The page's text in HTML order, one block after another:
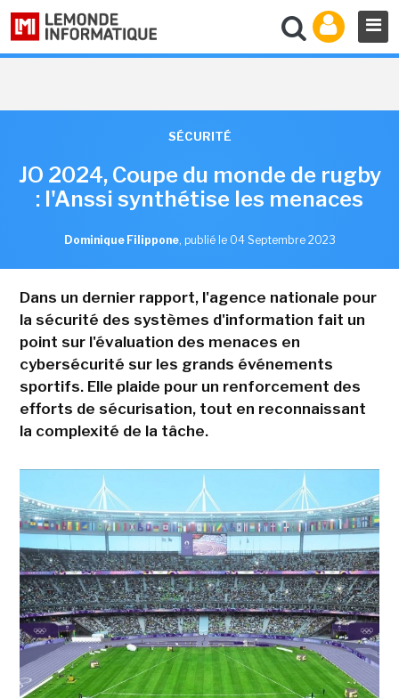
SÉCURITÉ
JO 2024, Coupe du monde de rugby
: l'Anssi synthétise les menaces
Dominique Filippone, publié le 04 Septembre 2023
Dans un dernier rapport, l'agence nationale pour
la sécurité des systèmes d'information fait un
point sur l'évaluation des menaces en
cybersécurité sur les grands événements
sportifs. Elle plaide pour un renforcement des
efforts de sécurisation, tout en reconnaissant
la complexité de la tâche.